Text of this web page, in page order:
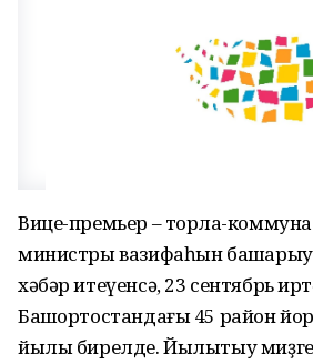
Вице-премьер – торлаҡ-
министры вазифаһын
хәбәр итеүенсә, 23 сентябрь
Башҡортостандағы 45 район
йылы бирелде. Йылытыу